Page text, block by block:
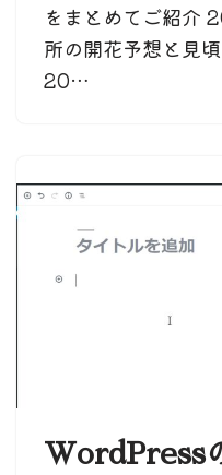
をまとめてご紹介
所の開花予想と見
20…
WordPress